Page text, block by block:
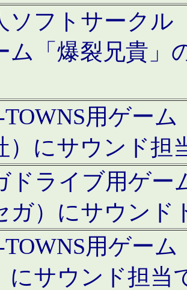
ソフトサークル
ム「爆裂兄貴」
TOWNS用ゲー
）にサウンド担
ドライブ用ゲー
ガ）にサウン
TOWNS用ゲー
にサウンド担当